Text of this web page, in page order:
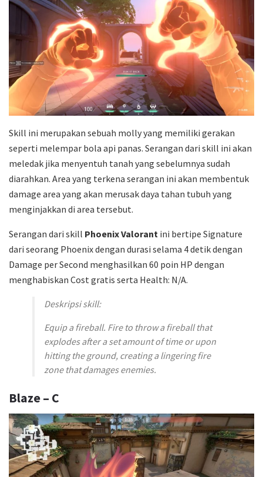
Skill ini merupakan sebuah molly yang memiliki gerakan
seperti melempar bola api panas. Serangan dari skill ini akan
meledak jika menyentuh tanah yang sebelumnya sudah
diarahkan. Area yang terkena serangan ini akan membentuk
damage area yang akan merusak daya tahan tubuh yang
menginjakkan di area tersebut.
Serangan dari skill Phoenix Valorant ini bertipe Signature
dari seorang Phoenix dengan durasi selama 4 detik dengan
Damage per Second menghasilkan 60 poin HP dengan
menghabiskan Cost gratis serta Health: N/A.
Deskripsi skill:
Equip a fireball. Fire to throw a fireball that
explodes after a set amount of time or upon
hitting the ground, creating a lingering fire
zone that damages enemies.
Blaze – C